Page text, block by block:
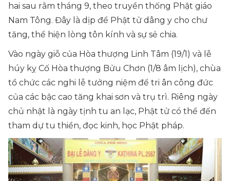
hai sau rằm tháng 9, theo truyền thống Phật giáo
Nam Tông. Đây là dịp để Phật tử dâng y cho chư
tăng, thể hiện lòng tôn kính và sự sẻ chia.
Vào ngày giỗ của Hòa thượng Linh Tâm (19/1) và lễ
húy kỵ Cố Hòa thượng Bửu Chơn (1/8 âm lịch), chùa
tổ chức các nghi lễ tưởng niệm để tri ân công đức
của các bậc cao tăng khai sơn và trụ trì. Riêng ngày
chủ nhật là ngày tịnh tu an lạc, Phật tử có thể đến
tham dự tu thiền, đọc kinh, học Phật pháp.